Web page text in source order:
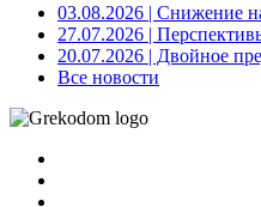
03.08.2026 | Снижение
27.07.2026 |
20.07.2026 | Двойное
Все новости